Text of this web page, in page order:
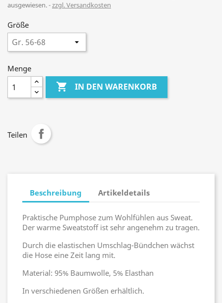
ausgewiesen. zzgl. Versandkosten
Größe
Menge
 IN DEN WARENKORB
Teilen
Beschreibung Artikeldetails
Praktische Pumphose zum Wohlfühlen aus Sweat.
Der warme Sweatstoff ist sehr angenehm zu tragen.
Durch die elastischen Umschlag-Bündchen wächst
die Hose eine Zeit lang mit.
Material: 95% Baumwolle, 5% Elasthan
In verschiedenen Größen erhältlich.